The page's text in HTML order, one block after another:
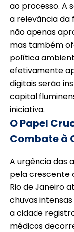
ao processo. A
a relevância da
não apenas
mas também
política
efetivamente
digitais serão
capital
iniciativa.
O Papel
Combate à
A urgência das
pela crescente
Rio de Janeiro
chuvas
a cidade
médicos